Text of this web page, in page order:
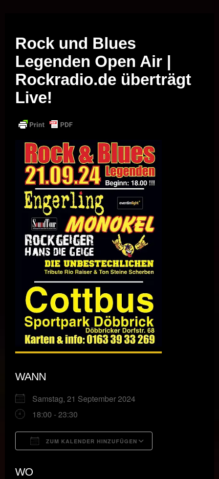
Rock und Blues
Legenden Open Air |
Rockradio.de überträgt
Live!
WANN
Samstag, 21 September 2024
18:00 - 23:30
ZUM KALENDER HINZUFÜGEN
WO